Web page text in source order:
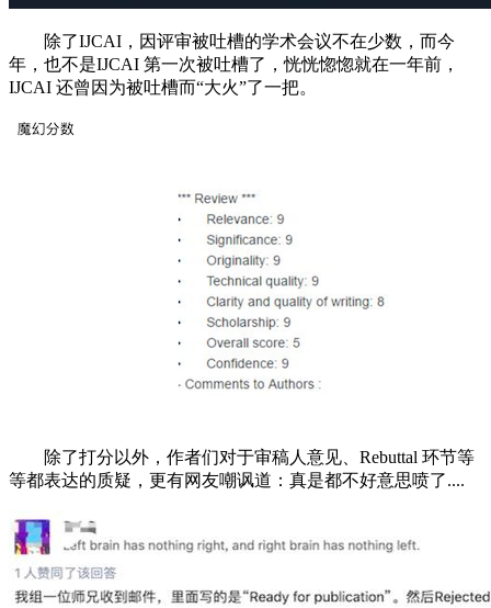
除了IJCAI，因评审被吐槽的学术会议不在少数，而今
年，也不是IJCAI 第一次被吐槽了，恍恍惚惚就在一年前，
IJCAI 还曾因为被吐槽而“大火”了一把。
除了打分以外，作者们对于审稿人意见、Rebuttal 环节等
等都表达的质疑，更有网友嘲讽道：真是都不好意思喷了....